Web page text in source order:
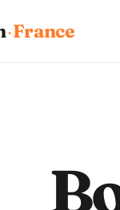
·France